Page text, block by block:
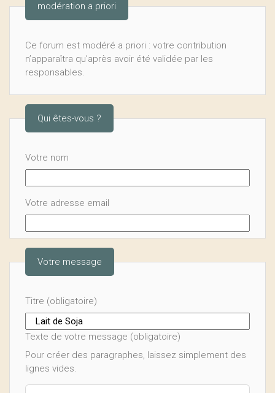
modération a priori
Ce forum est modéré a priori : votre contribution
n’apparaîtra qu’après avoir été validée par les
responsables.
Qui êtes-vous ?
Votre nom
Votre adresse email
Votre message
Titre (obligatoire)
Texte de votre message (obligatoire)
Pour créer des paragraphes, laissez simplement des
lignes vides.